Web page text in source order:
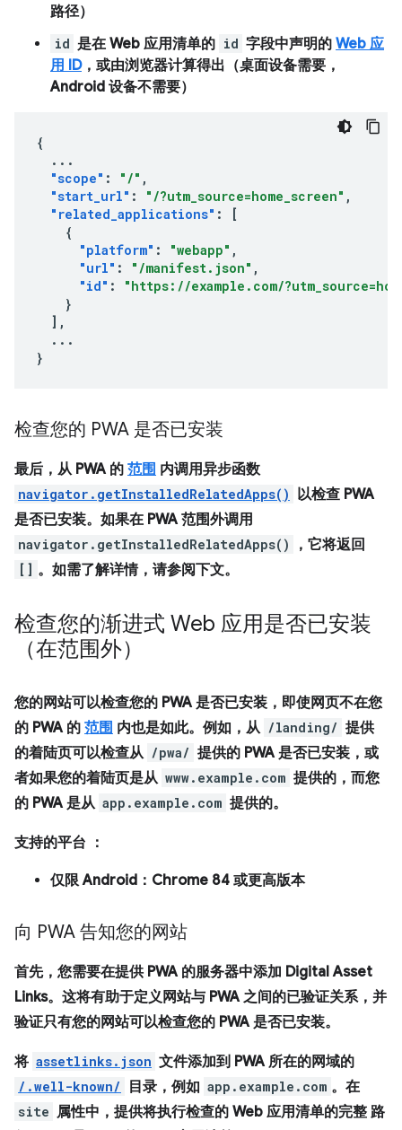
路径）
id 是在 Web 应用清单的 id 字段中声明的 Web 应
用 ID，或由浏览器计算得出（桌面设备需要，
Android 设备不需要）
{
...
"scope" : "/" ,
"start_url" : "/?utm_source=home_screen" ,
"related_applications" :
[
{
"platform" : "webapp" ,
"url" : "/manifest.json" ,
"id" :
"https://example.com/
}
],
...
}
检查您的 PWA 是否已安装
最后，从 PWA 的 范围 内调用异步函数
navigator.getInstalledRelatedApps() 以检查 PWA
是否已安装。如果在 PWA 范围外调用
navigator.getInstalledRelatedApps() ，它将返回
[] 。如需了解详情，请参阅下文。
检查您的渐进式 Web 应用是否已安装
（在范围外）
您的网站可以检查您的 PWA 是否已安装，即使网页不在您
的 PWA 的 范围 内也是如此。例如，从 /landing/ 提供
的着陆页可以检查从 /pwa/ 提供的 PWA 是否已安装，或
者如果您的着陆页是从 www.example.com 提供的，而您
的 PWA 是从 app.example.com 提供的。
支持的平台 ：
仅限 Android：Chrome 84 或更高版本
向 PWA 告知您的网站
首先，您需要在提供 PWA 的服务器中添加 Digital Asset
Links。这将有助于定义网站与 PWA 之间的已验证关系，并
验证只有您的网站可以检查您的 PWA 是否已安装。
将 assetlinks.json 文件添加到 PWA 所在的网域的
/.well-known/ 目录，例如 app.example.com 。在
site 属性中，提供将执行检查的 Web 应用清单的完整 路